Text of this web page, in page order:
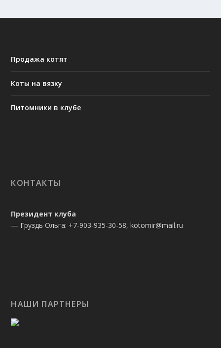
Продажа котят
Коты на вязку
Питомники в клубе
КОНТАКТЫ
Президент клуба
— Груздь Ольга: +7-903-935-30-58, kotomir@mail.ru
НАШИ ПАРТНЕРЫ